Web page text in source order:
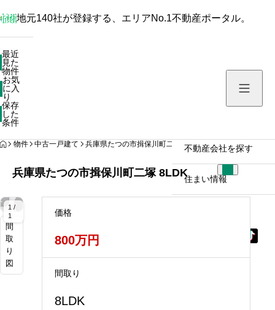
保存した条件
不動産会社を探す
住まい情報
地元140社が登録する、エリアNo.1不動産ポータル。
最近
見た
物件
お気
に入
り
保存
した
条件
HOME
物件 中古一戸建て 兵庫県たつの市揖保川町二塚 8LDK
兵庫県たつの市揖保川町二塚 8LDK
1 /
1
大
大
間
取
り
図
価格
800万円
間取り
8LDK